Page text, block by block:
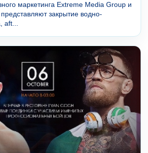
маркетинга Extreme Media Group и
закрытие водно-
aft...